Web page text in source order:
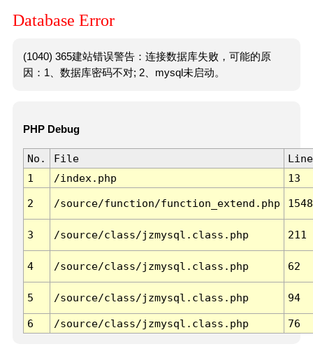
Database Error
(1040) 365建站错误警告：连接数据库失败，可能的原
因：1、数据库密码不对; 2、mysql未启动。
PHP Debug
No. File
Line
1
/index.php 13
2 /source/function/function_extend.php 1548
3 /source/class/jzmysql.class.php 211
4 /source/class/jzmysql.class.php 62
5 /source/class/jzmysql.class.php 94
6 /source/class/jzmysql.class.php 76